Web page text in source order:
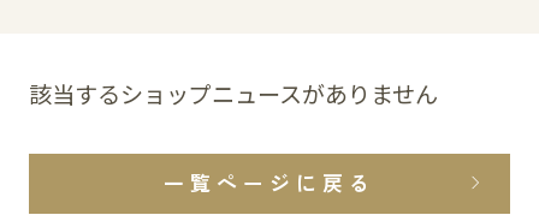
ショップニュース
該当するショップニュースがありません
一覧ページに戻る